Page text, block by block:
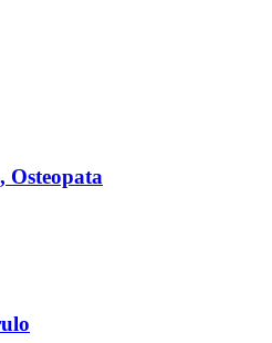
Osteopata